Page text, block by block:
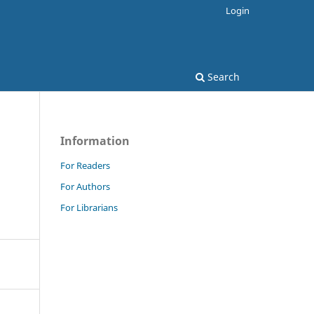
Search
Login
Information
For Readers
For Authors
For Librarians